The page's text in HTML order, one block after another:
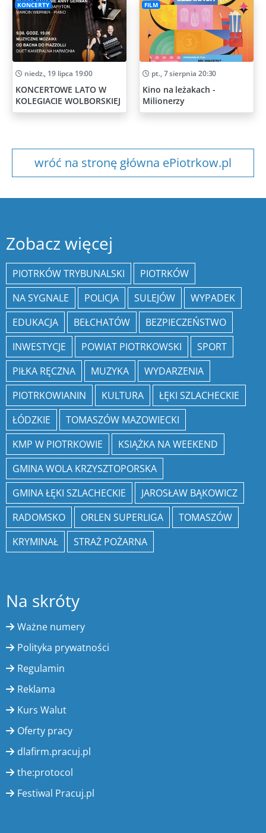
KONCERTY
niedz., 19 lipca 19:00
KONCERTOWE LATO W
KOLEGIACIE WOLBORSKIEJ
FILM
pt., 7 sierpnia 20:30
Kino na leżakach -
Milionerzy
wróć na stronę główna ePiotrkow.pl
Zobacz więcej
PIOTRKÓW TRYBUNALSKI
PIOTRKÓW
NA SYGNALE
POLICJA SULEJÓW
WYPADEK
EDUKACJA
BEŁCHATÓW
BEZPIECZEŃSTWO
INWESTYCJE
POWIAT PIOTRKOWSKI
SPORT
PIŁKA RĘCZNA
MUZYKA
WYDARZENIA
PIOTRKOWIANIN
KULTURA
ŁĘKI SZLACHECKIE
ŁÓDZKIE
TOMASZÓW MAZOWIECKI
KMP W PIOTRKOWIE
KSIĄŻKA NA WEEKEND
GMINA WOLA KRZYSZTOPORSKA
GMINA ŁĘKI SZLACHECKIE
JAROSŁAW BĄKOWICZ
RADOMSKO
ORLEN SUPERLIGA
TOMASZÓW
KRYMINAŁ
STRAŻ POŻARNA
Na skróty
Ważne numery
Polityka prywatności
Regulamin
Reklama
Kurs Walut
Oferty pracy
dlafirm.pracuj.pl
the:protocol
Festiwal Pracuj.pl